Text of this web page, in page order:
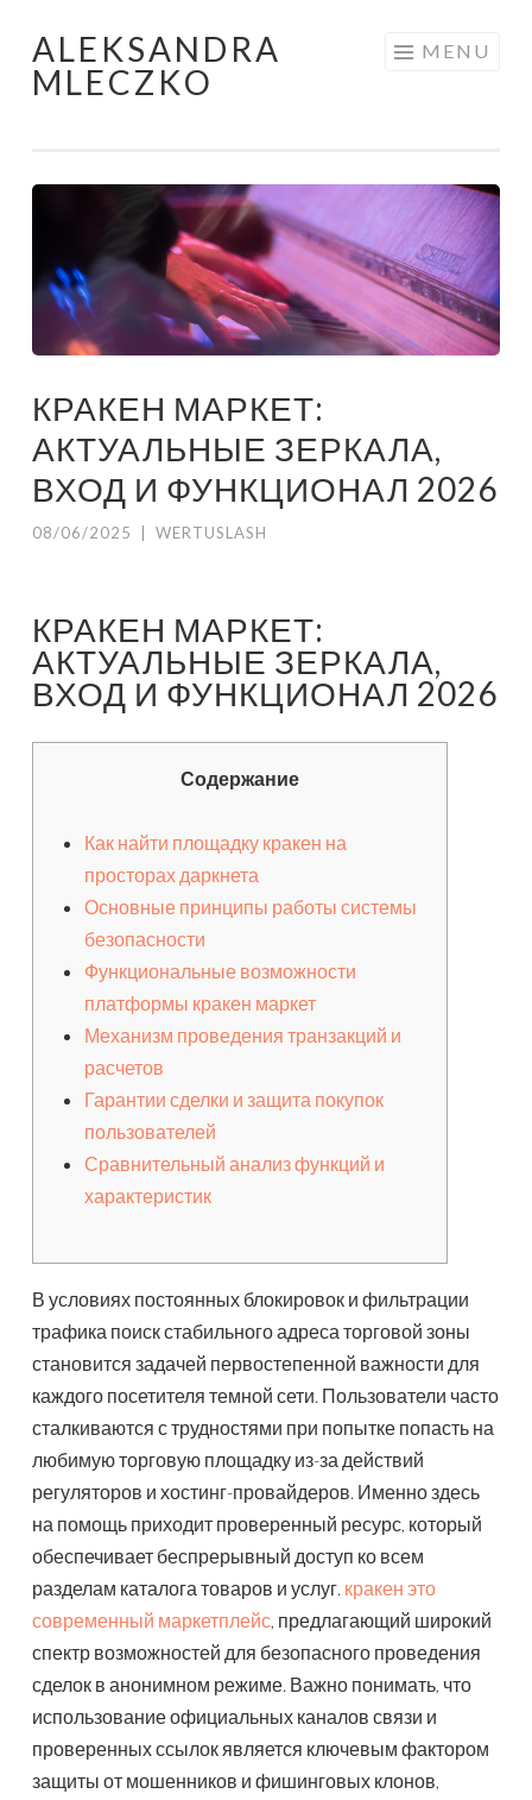
Skip to content
ALEKSANDRA
MLECZKO
MENU
КРАКЕН МАРКЕТ:
АКТУАЛЬНЫЕ ЗЕРКАЛА,
ВХОД И ФУНКЦИОНАЛ 2026
08/06/2025 WERTUSLASH
КРАКЕН МАРКЕТ:
АКТУАЛЬНЫЕ ЗЕРКАЛА,
ВХОД И ФУНКЦИОНАЛ 2026
Содержание
Как найти площадку кракен на
просторах даркнета
Основные принципы работы системы
безопасности
Функциональные возможности
платформы кракен маркет
Механизм проведения транзакций и
расчетов
Гарантии сделки и защита покупок
пользователей
Сравнительный анализ функций и
характеристик
В условиях постоянных блокировок и фильтрации
трафика поиск стабильного адреса торговой зоны
становится задачей первостепенной важности для
каждого посетителя темной сети. Пользователи часто
сталкиваются с трудностями при попытке попасть на
любимую торговую площадку из-за действий
регуляторов и хостинг-провайдеров. Именно здесь
на помощь приходит проверенный ресурс, который
обеспечивает беспрерывный доступ ко всем
разделам каталога товаров и услуг. кракен это
современный маркетплейс, предлагающий широкий
спектр возможностей для безопасного проведения
сделок в анонимном режиме. Важно понимать, что
использование официальных каналов связи и
проверенных ссылок является ключевым фактором
защиты от мошенников и фишинговых клонов,